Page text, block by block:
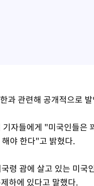
과 관련해 공개적으로
자들에게 "미국인들은
야 한다"고 밝혔다.
령 괌에 살고 있는 미
하에 있다고 말했다.